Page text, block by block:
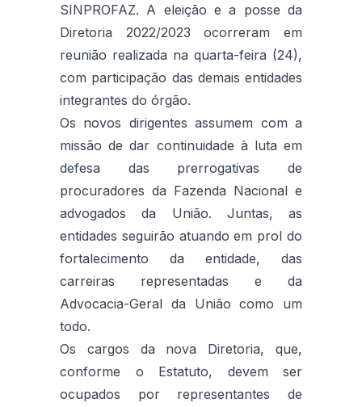
SINPROFAZ. A eleição e a posse da
Diretoria 2022/2023 ocorreram em
reunião realizada na quarta-feira (24),
com participação das demais entidades
integrantes do órgão.
Os novos dirigentes assumem com a
missão de dar continuidade à luta em
defesa das prerrogativas de
procuradores da Fazenda Nacional e
advogados da União. Juntas, as
entidades seguirão atuando em prol do
fortalecimento da entidade, das
carreiras representadas e da
Advocacia-Geral da União como um
todo.
Os cargos da nova Diretoria, que,
conforme o Estatuto, devem ser
ocupados por representantes de